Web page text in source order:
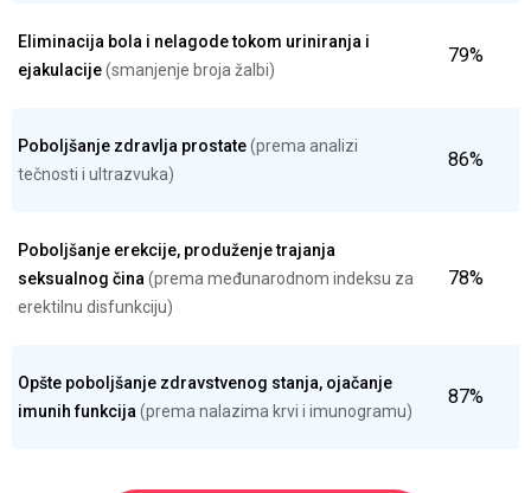
Eliminacija bola i nelagode tokom uriniranja i
ejakulacije(smanjenje broja žalbi)
79%
Poboljšanje zdravlja prostate(prema analizi
tečnosti i ultrazvuka)
86%
Poboljšanje erekcije, produženje trajanja
seksualnog čina (prema međunarodnom indeksu za
erektilnu disfunkciju)
78%
Opšte poboljšanje zdravstvenog stanja, ojačanje
imunih funkcija (prema nalazima krvi i imunogramu)
87%